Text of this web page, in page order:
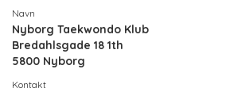
Nyborg Taekwondo Klub
Bredahlsgade 18 1th
5800 Nyborg